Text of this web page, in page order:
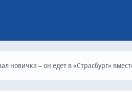
– он едет в «Страсбург» вместо Клубного чемпионата